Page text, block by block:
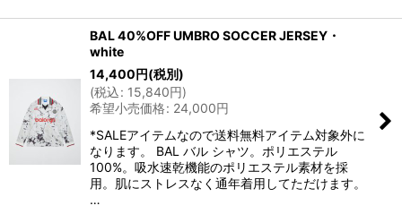
BAL 40%OFF UMBRO SOCCER JERSEY・
white
14,400円(税別)
(税込: 15,840円)
希望小売価格: 24,000円
*SALEアイテムなので送料無料アイテム対象外に
なります。 BAL バル シャツ。ポリエステル
100%。吸水速乾機能のポリエステル素材を採
用。肌にストレスなく通年着用してただけます。
…